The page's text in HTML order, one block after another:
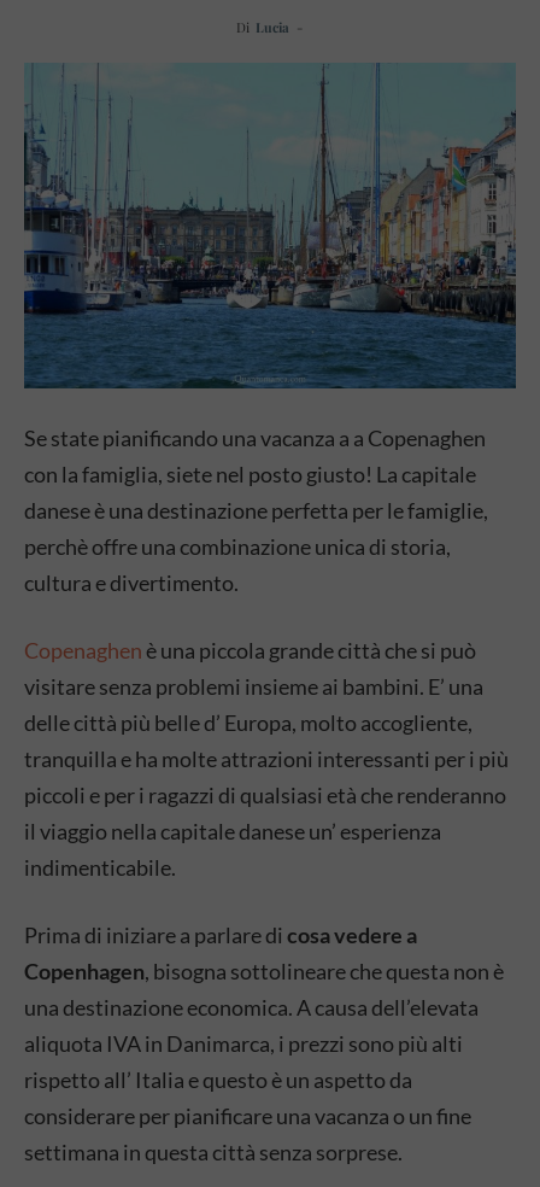
Di Lucia -
Se state pianificando una vacanza a a Copenaghen
con la famiglia, siete nel posto giusto! La capitale
danese è una destinazione perfetta per le famiglie,
perchè offre una combinazione unica di storia,
cultura e divertimento.
Copenaghen è una piccola grande città che si può
visitare senza problemi insieme ai bambini. E’ una
delle città più belle d’ Europa, molto accogliente,
tranquilla e ha molte attrazioni interessanti per i più
piccoli e per i ragazzi di qualsiasi età che renderanno
il viaggio nella capitale danese un’ esperienza
indimenticabile.
Prima di iniziare a parlare di cosa vedere a
Copenhagen, bisogna sottolineare che questa non è
una destinazione economica. A causa dell’elevata
aliquota IVA in Danimarca, i prezzi sono più alti
rispetto all’ Italia e questo è un aspetto da
considerare per pianificare una vacanza o un fine
settimana in questa città senza sorprese.